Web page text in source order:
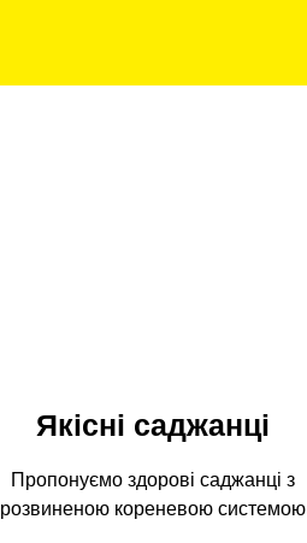
Пропонуємо здорові саджанці з
розвиненою кореневою системою
Якісні саджанці